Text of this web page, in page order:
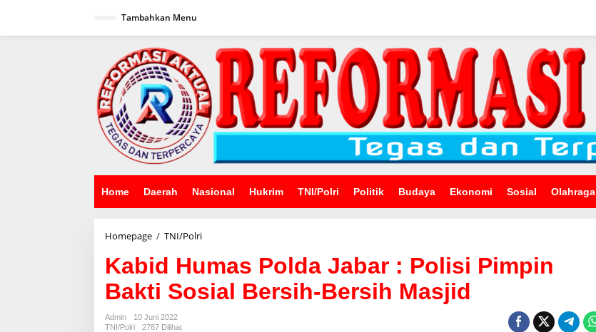
Tambahkan Menu
Home Daerah Nasional Hukrim TNI/Polri Politik Budaya Ekonomi Sosial Olahraga
Homepage / TNI/PolriKabid
Polda
Jabar
:
Polisi
Kabid Humas Polda Jabar : Polisi Pimpin
Bakti Sosial Bersih-Bersih Masjid
Admin
10 Juni 2022
TNI/Polri
2787 Dilihat